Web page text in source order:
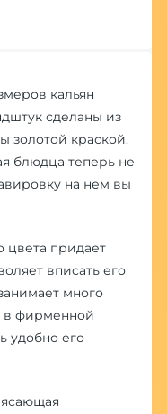
кальян
сделаны из
золотой краской.
блюдца теперь не
на нем вы
цвета придает
вписать его
много
в фирменной
удобно его